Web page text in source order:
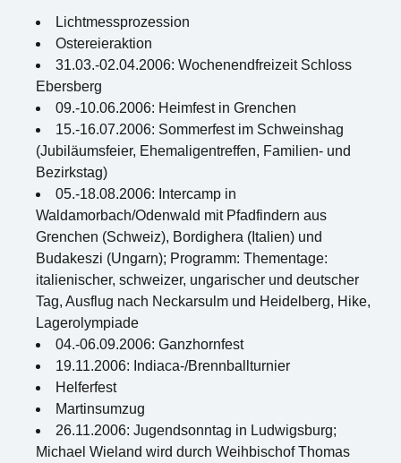
Lichtmessprozession
Ostereieraktion
31.03.-02.04.2006: Wochenendfreizeit Schloss
Ebersberg
09.-10.06.2006: Heimfest in Grenchen
15.-16.07.2006: Sommerfest im Schweinshag
(Jubiläumsfeier, Ehemaligentreffen, Familien- und
Bezirkstag)
05.-18.08.2006: Intercamp in
Waldamorbach/Odenwald mit Pfadfindern aus
Grenchen (Schweiz), Bordighera (Italien) und
Budakeszi (Ungarn); Programm: Thementage:
italienischer, schweizer, ungarischer und deutscher
Tag, Ausflug nach Neckarsulm und Heidelberg, Hike,
Lagerolympiade
04.-06.09.2006: Ganzhornfest
19.11.2006: Indiaca-/Brennballturnier
Helferfest
Martinsumzug
26.11.2006: Jugendsonntag in Ludwigsburg;
Michael Wieland wird durch Weihbischof Thomas